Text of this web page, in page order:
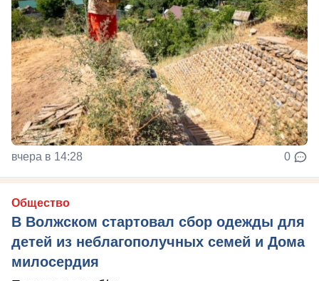
вчера в 14:28 0
Общество
В Волжском стартовал сбор одежды для
детей из неблагополучных семей и Дома
милосердия